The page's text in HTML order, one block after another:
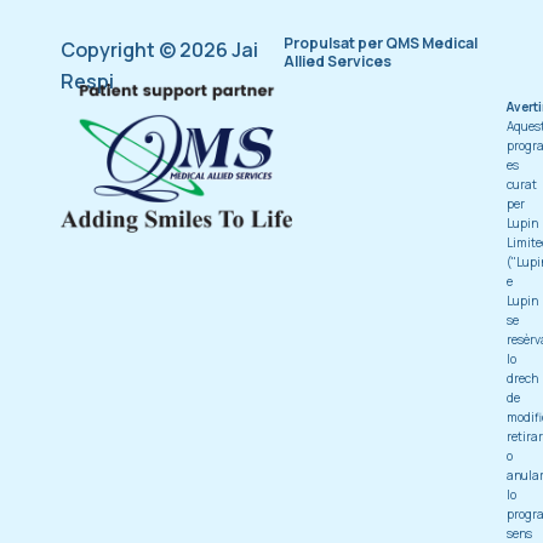
Copyright © 2026 Jai
Respi
Propulsat per QMS Medical
Allied Services
es
curat
per
Lupin
e
Lupin
se
lo
drech
de
retirar
o
anular
lo
sens